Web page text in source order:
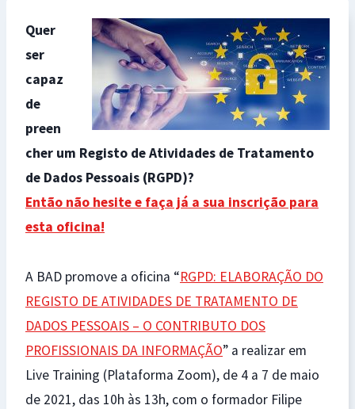
Quer
ser
capaz
de
preen
cher um Registo de Atividades de Tratamento
de Dados Pessoais (RGPD)?
Então não hesite e faça já a sua inscrição para
esta oficina!
A BAD promove a oficina “RGPD: ELABORAÇÃO DO
REGISTO DE ATIVIDADES DE TRATAMENTO DE
DADOS PESSOAIS – O CONTRIBUTO DOS
PROFISSIONAIS DA INFORMAÇÃO” a realizar em
Live Training (Plataforma Zoom), de 4 a 7 de maio
de 2021, das 10h às 13h, com o formador Filipe